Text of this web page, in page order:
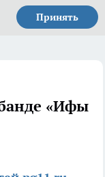
Принять
«Ифы